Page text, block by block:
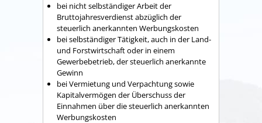
bei nicht selbständiger Arbeit der
Bruttojahresverdienst abzüglich der
steuerlich anerkannten Werbungskosten
bei selbständiger Tätigkeit, auch in der Land-
und Forstwirtschaft oder in einem
Gewerbebetrieb, der steuerlich anerkannte
Gewinn
bei Vermietung und Verpachtung sowie
Kapitalvermögen der Überschuss der
Einnahmen über die steuerlich anerkannten
Werbungskosten